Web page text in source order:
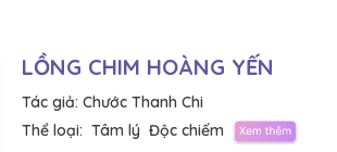
LỒNG CHIM HOÀNG YẾN
Tác giả: Chước Thanh Chi
Thể loại: Tâm lý Độc chiếm